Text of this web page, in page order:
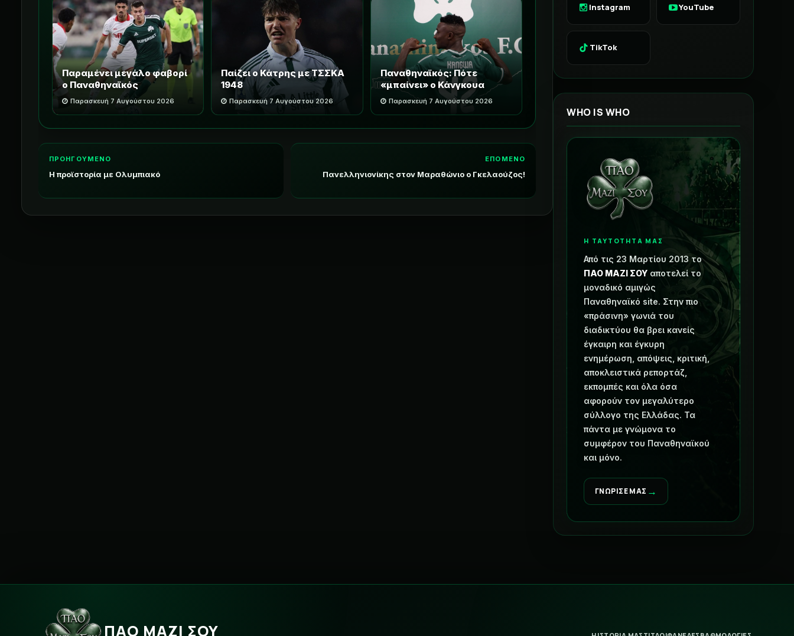
Παραμένει μεγάλο φαβορί
ο Παναθηναϊκός
Παρασκευή 7 Αυγούστου 2026
Παίζει ο Κάτρης με ΤΣΣΚΑ
1948
Παρασκευή 7 Αυγούστου 2026
Παναθηναϊκός: Πότε
«μπαίνει» ο Κάνγκουα
Παρασκευή 7 Αυγούστου 2026
ΕΠΟΜΕΝΟ
Πανελληνιονίκης στον Μαραθώνιο ο Γκελαούζος!
ΠΡΟΗΓΟΥΜΕΝΟ
Η προϊστορία με Ολυμπιακό
Instagram YouTube
TikTok
WHO IS WHO
Η ΤΑΥΤΟΤΗΤΑ ΜΑΣ
Από τις 23 Μαρτίου 2013 το
ΠΑΟ ΜΑΖΙ ΣΟΥ αποτελεί το
μοναδικό αμιγώς
Παναθηναϊκό site. Στην πιο
«πράσινη» γωνιά του
διαδικτύου θα βρει κανείς
έγκαιρη και έγκυρη
ενημέρωση, απόψεις, κριτική,
αποκλειστικά ρεπορτάζ,
εκπομπές και όλα όσα
αφορούν τον μεγαλύτερο
σύλλογο της Ελλάδας. Τα
πάντα με γνώμονα το
συμφέρον του Παναθηναϊκού
και μόνο.
ΓΝΩΡΙΣΕ ΜΑΣ →
ΠΑΟ ΜΑΖΙ ΣΟΥ